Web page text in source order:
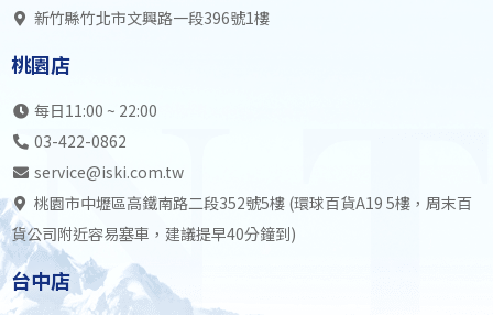
新竹縣竹北市文興路一段396號1樓
桃園店
每日11:00 ~ 22:00
03-422-0862
service@iski.com.tw
桃園市中壢區高鐵南路二段352號5樓 (環球百貨A19 5樓，周末百
貨公司附近容易塞車，建議提早40分鐘到)
台中店